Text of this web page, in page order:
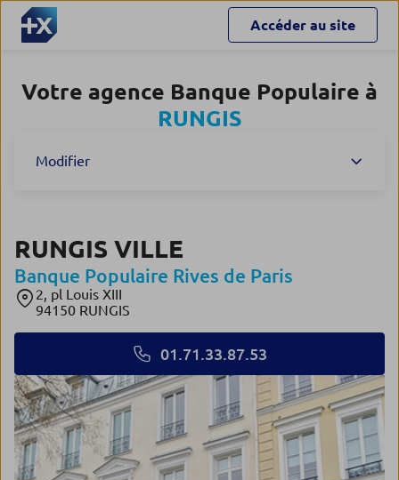
Accéder au site
Votre agence Banque Populaire à
RUNGIS
Modifier
RUNGIS VILLE
Banque Populaire Rives de Paris
2, pl Louis XIII
94150 RUNGIS
01.71.33.87.53